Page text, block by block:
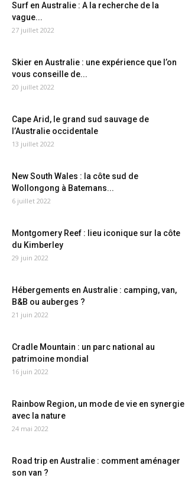
Surf en Australie : A la recherche de la
vague...
27 juillet 2022
Skier en Australie : une expérience que l’on
vous conseille de...
20 juillet 2022
Cape Arid, le grand sud sauvage de
l’Australie occidentale
13 juillet 2022
New South Wales : la côte sud de
Wollongong à Batemans...
6 juillet 2022
Montgomery Reef : lieu iconique sur la côte
du Kimberley
29 juin 2022
Hébergements en Australie : camping, van,
B&B ou auberges ?
21 juin 2022
Cradle Mountain : un parc national au
patrimoine mondial
16 juin 2022
Rainbow Region, un mode de vie en synergie
avec la nature
24 mai 2022
Road trip en Australie : comment aménager
son van ?